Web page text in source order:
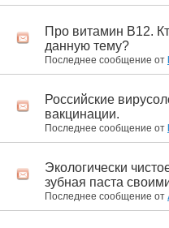
Про витамин В12.
данную тему?
Последнее сообщение от
Российские
вакцинации.
Последнее сообщение от
Экологически
зубная паста
Последнее сообщение от